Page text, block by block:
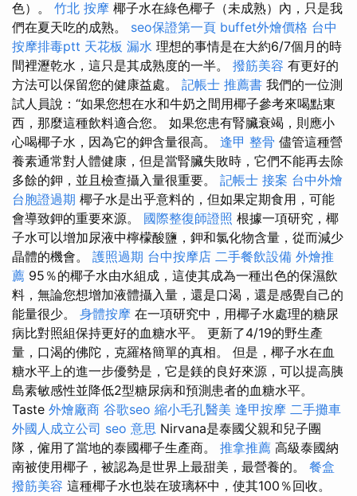
色）。 竹北 按摩 椰子水在綠色椰子（未成熟）內，只是我
們在夏天吃的成熟。 seo保證第一頁 buffet外燴價格 台中
按摩排毒ptt 天花板 漏水 理想的事情是在大約6/7個月的時
間裡瀝乾水，這只是其成熟度的一半。 撥筋美容 有更好的
方法可以保留您的健康益處。 記帳士 推薦書 我們的一位測
試人員說：“如果您想在水和牛奶之間用椰子參考來喝點東
西，那麼這種飲料適合您。 如果您患有腎臟衰竭，則應小
心喝椰子水，因為它的鉀含量很高。 逢甲 整骨 儘管這種營
養素通常對人體健康，但是當腎臟失敗時，它們不能再去除
多餘的鉀，並且檢查攝入量很重要。 記帳士 接案 台中外燴
台胞證過期 椰子水是出乎意料的，但如果定期食用，可能
會導致鉀的重要來源。 國際整復師證照 根據一項研究，椰
子水可以增加尿液中檸檬酸鹽，鉀和氯化物含量，從而減少
晶體的機會。 護照過期 台中按摩店 二手餐飲設備 外燴推
薦 95％的椰子水由水組成，這使其成為一種出色的保濕飲
料，無論您想增加液體攝入量，還是口渴，還是感覺自己的
能量很少。 身體按摩 在一項研究中，用椰子水處理的糖尿
病比對照組保持更好的血糖水平。 更新了4/19的野生產
量，口渴的佛陀，克羅格簡單的真相。 但是，椰子水在血
糖水平上的進一步優勢是，它是鎂的良好來源，可以提高胰
島素敏感性並降低2型糖尿病和預測患者的血糖水平。
Taste 外燴廠商 谷歌seo 縮小毛孔醫美 逢甲按摩 二手攤車
外國人成立公司 seo 意思 Nirvana是泰國父親和兒子團
隊，僱用了當地的泰國椰子生產商。 推拿推薦 高級泰國納
南被使用椰子，被認為是世界上最甜美，最營養的。 餐盒
撥筋美容 這種椰子水也裝在玻璃杯中，使其100％回收。